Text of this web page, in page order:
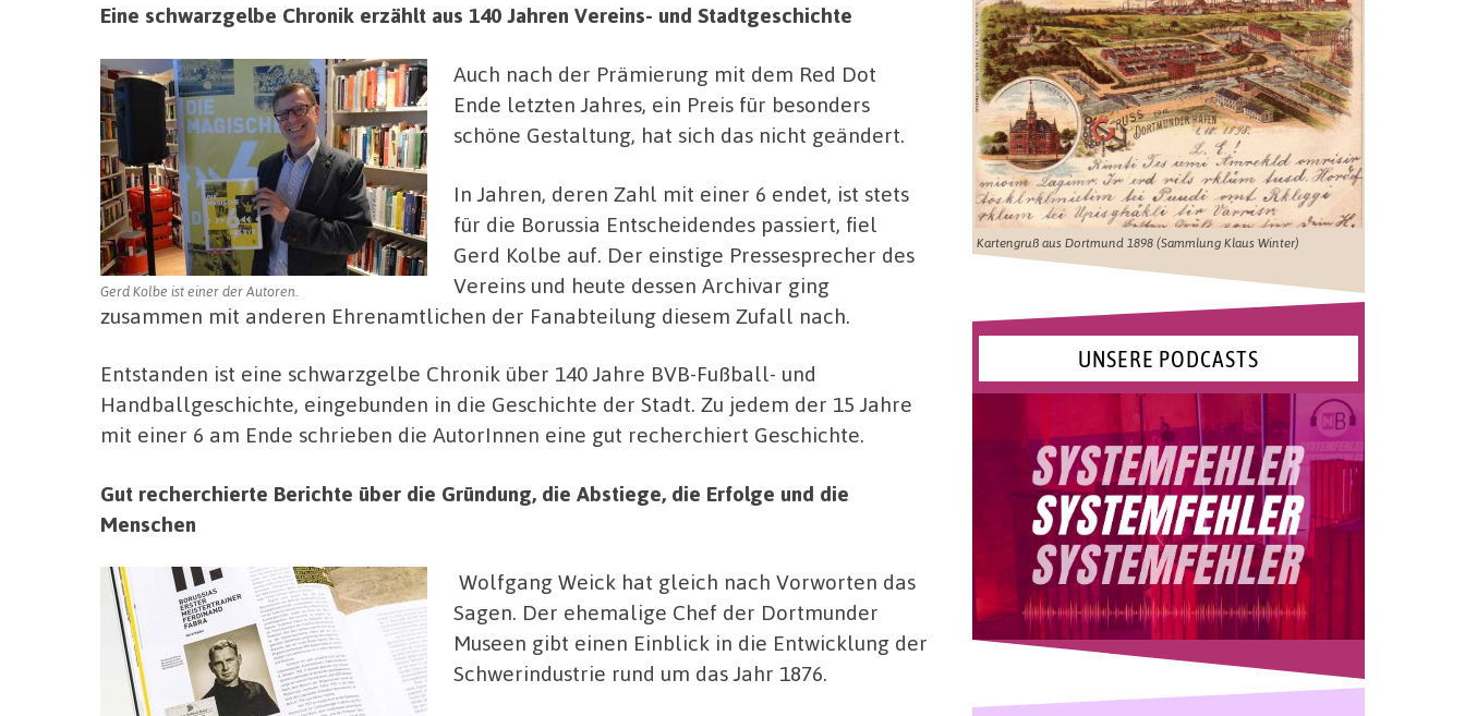
Eine schwarzgelbe Chronik erzählt aus 140 Jahren Vereins- und Stadtgeschichte
Gerd Kolbe ist einer der Autoren.
Auch nach der Prämierung mit dem Red Dot
Ende letzten Jahres, ein Preis für besonders
schöne Gestaltung, hat sich das nicht geändert.
In Jahren, deren Zahl mit einer 6 endet, ist stets
für die Borussia Entscheidendes passiert, fiel
Gerd Kolbe auf. Der einstige Pressesprecher des
Vereins und heute dessen Archivar ging
zusammen mit anderen Ehrenamtlichen der Fanabteilung diesem Zufall nach.
Entstanden ist eine schwarzgelbe Chronik über 140 Jahre BVB-Fußball- und
Handballgeschichte, eingebunden in die Geschichte der Stadt. Zu jedem der 15 Jahre
mit einer 6 am Ende schrieben die AutorInnen eine gut recherchiert Geschichte.
Gut recherchierte Berichte über die Gründung, die Abstiege, die Erfolge und die
Menschen
Wolfgang Weick hat gleich nach Vorworten das
Sagen. Der ehemalige Chef der Dortmunder
Museen gibt einen Einblick in die Entwicklung der
Schwerindustrie rund um das Jahr 1876.
Kartengruß aus Dortmund 1898 (Sammlung Klaus Winter)
UNSERE PODCASTS